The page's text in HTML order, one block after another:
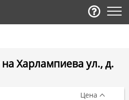
Харлампиева ул., д.
Цена